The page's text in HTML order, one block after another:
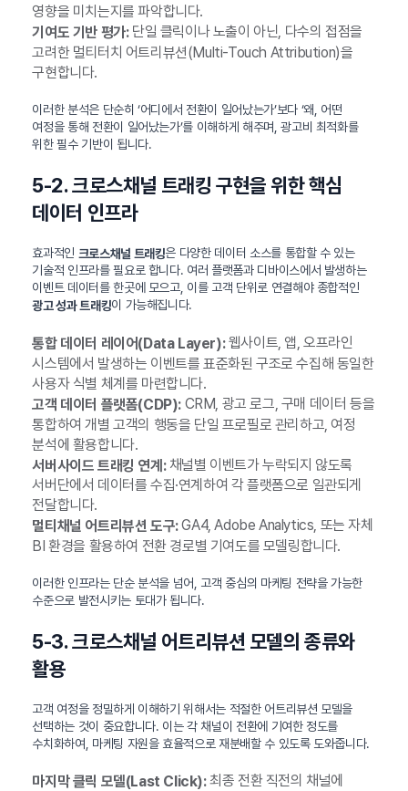
영향을 미치는지를 파악합니다.
기여도 기반 평가:단일 클릭이나 노출이 아닌, 다수의 접점을
고려한 멀티터치 어트리뷰션(Multi-Touch Attribution)을
구현합니다.
이러한 분석은 단순히 ‘어디에서 전환이 일어났는가’보다 ‘왜, 어떤
여정을 통해 전환이 일어났는가’를 이해하게 해주며, 광고비 최적화를
위한 필수 기반이 됩니다.
5-2. 크로스채널 트래킹 구현을 위한 핵심
데이터 인프라
효과적인 크로스채널 트래킹은 다양한 데이터 소스를 통합할 수 있는
기술적 인프라를 필요로 합니다. 여러 플랫폼과 디바이스에서 발생하는
이벤트 데이터를 한곳에 모으고, 이를 고객 단위로 연결해야 종합적인
광고 성과 트래킹이 가능해집니다.
통합 데이터 레이어(Data Layer):웹사이트, 앱, 오프라인
시스템에서 발생하는 이벤트를 표준화된 구조로 수집해 동일한
사용자 식별 체계를 마련합니다.
고객 데이터 플랫폼(CDP):CRM, 광고 로그, 구매 데이터 등을
통합하여 개별 고객의 행동을 단일 프로필로 관리하고, 여정
분석에 활용합니다.
서버사이드 트래킹 연계:채널별 이벤트가 누락되지 않도록
서버단에서 데이터를 수집·연계하여 각 플랫폼으로 일관되게
전달합니다.
멀티채널 어트리뷰션 도구:GA4, Adobe Analytics, 또는 자체
BI 환경을 활용하여 전환 경로별 기여도를 모델링합니다.
이러한 인프라는 단순 분석을 넘어, 고객 중심의 마케팅 전략을 가능한
수준으로 발전시키는 토대가 됩니다.
5-3. 크로스채널 어트리뷰션 모델의 종류와
활용
고객 여정을 정밀하게 이해하기 위해서는 적절한 어트리뷰션 모델을
선택하는 것이 중요합니다. 이는 각 채널이 전환에 기여한 정도를
수치화하여, 마케팅 자원을 효율적으로 재분배할 수 있도록 도와줍니다.
마지막 클릭 모델(Last Click):최종 전환 직전의 채널에